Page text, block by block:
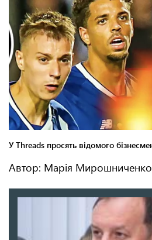
Автор: Марія Мирошниченко